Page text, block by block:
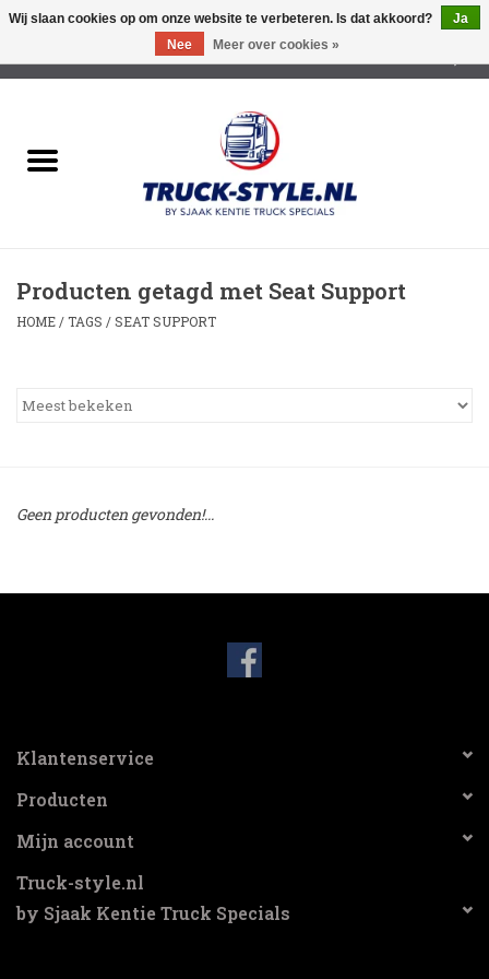
Lichtreclame Led
Led Triple Sign
Cabine trapjes
Bumper Spoilers
Shop
Koffie zet apparaat en
toebehoren
Producten getagd met Seat Support
HOME /TAGS /SEAT SUPPORT
Geen producten gevonden!...
Klantenservice
Producten
Mijn account
Truck-style.nl
by Sjaak Kentie Truck Specials
Wij slaan cookies op om onze website te verbeteren. Is dat akkoord?
Ja
Nee
Meer over cookies »